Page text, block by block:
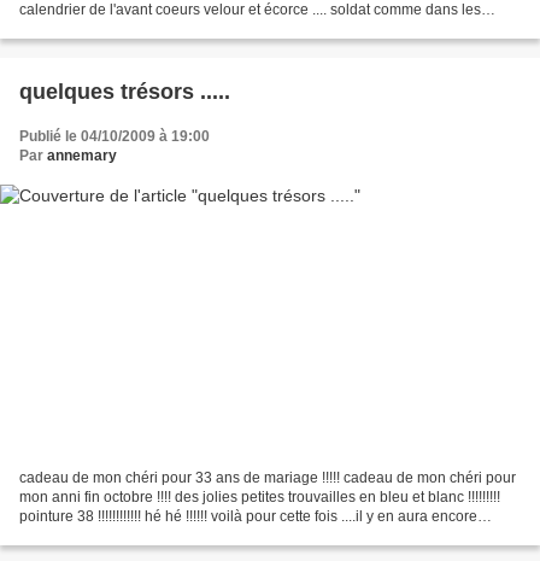
calendrier de l'avant coeurs velour et écorce .... soldat comme dans les
quelques trésors .....
Publié le 04/10/2009 à 19:00
Par annemary
cadeau de mon chéri pour 33 ans de mariage !!!!! cadeau de mon chéri pour
mon anni fin octobre !!!! des jolies petites trouvailles en bleu et blanc !!!!!!!!!
pointure 38 !!!!!!!!!!!! hé hé !!!!!! voilà pour cette fois ....il y en aura encore